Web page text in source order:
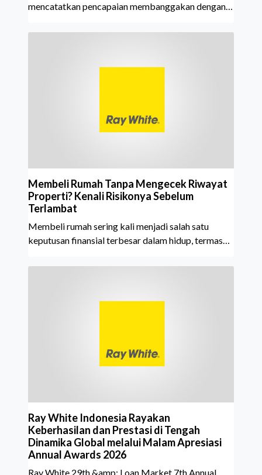
mencatatkan pencapaian membanggakan dengan
Property Agent. Penghargaan ini menjadi semakin
White Indonesia. Top Brand Award m
Membeli Rumah Tanpa Mengecek Riwayat
Properti? Kenali Risikonya Sebelum
Terlambat
Membeli rumah sering kali menjadi salah satu
keputusan finansial terbesar dalam hidup, termasuk
aktif merencanakan kepemilikan hunian maupun
kepemilikan hingga riwaya
Ray White Indonesia Rayakan
Keberhasilan dan Prestasi di Tengah
Dinamika Global melalui Malam Apresiasi
Annual Awards 2026
Ray White 29th &amp; Loan Market 7th Annual